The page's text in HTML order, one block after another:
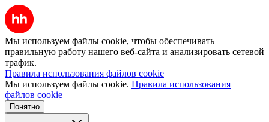
Мы используем файлы cookie, чтобы обеспечивать
правильную работу нашего веб-сайта и анализировать сетевой
трафик.
Правила использования файлов cookie
Мы используем файлы cookie. Правила использования
файлов cookie
Понятно